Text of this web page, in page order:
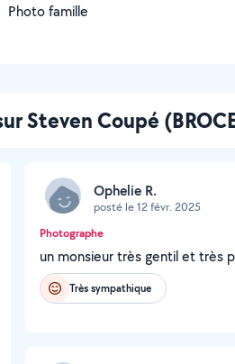
Photo famille
Steven Coupé
Ophelie R.
posté le 12 févr. 2025
Photographe
un monsieur très gentil et très
Très sympathique